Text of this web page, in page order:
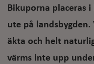
Bikuporna placeras
ute på
äkta och helt
värms inte upp